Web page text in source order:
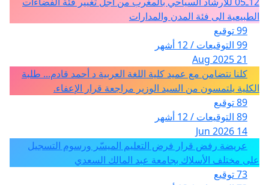
الطبيعية الى فئة المدن والمدارات
99 توقيع
99 التوقيعات / 12 أشهر
21 Aug 2025
كلنا نتضامن مع عميد كلية اللغة العربية د أحمد قادم... طلبة
الكلية يلتمسون من السيد الوزير مراجعة قرار الإعفاء.
89 توقيع
89 التوقيعات / 12 أشهر
14 Jun 2026
عريضة رفض قرار فرض التعليم الميسّر ورسوم التسجيل
على مختلف الأسلاك بجامعة عبد المالك السعدي
73 توقيع